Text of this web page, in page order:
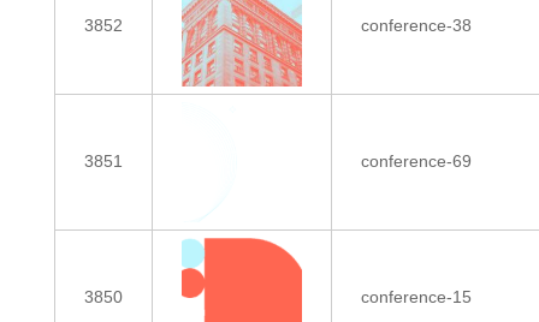
3852 conference-38
3851 conference-69
3850 conference-15